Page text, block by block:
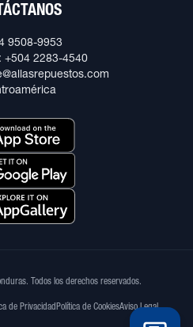
9508-9953
+504 2283-4540
Todos los derechos reservados.
de Privacidad Política de CookiesAviso Legal